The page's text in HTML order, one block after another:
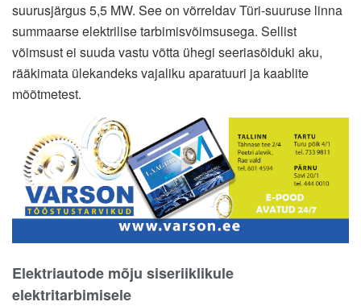
suurusjärgus 5,5 MW. See on võrreldav Türi-suuruse linna
summaarse elektrilise tarbimisvõimsusega. Sellist
võimsust ei suuda vastu võtta ühegi seeriasõiduki aku,
rääkimata ülekandeks vajaliku aparatuuri ja kaablite
mõõtmetest.
Elektriautode mõju siseriiklikule
elektritarbimisele